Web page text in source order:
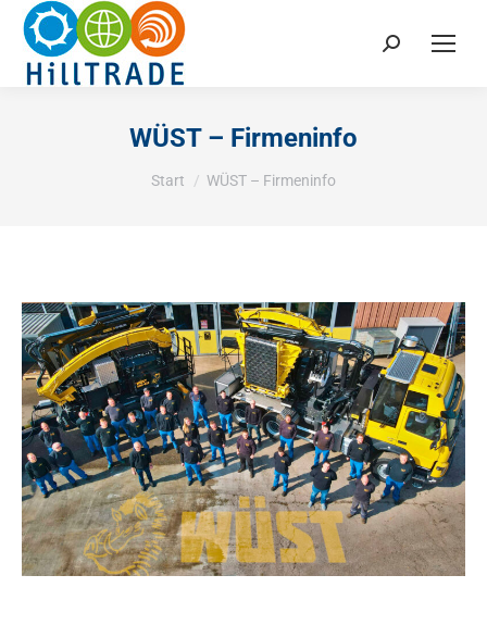
Search:
WÜST – Firmeninfo
Sie befinden sich hier:
Start WÜST – Firmeninfo